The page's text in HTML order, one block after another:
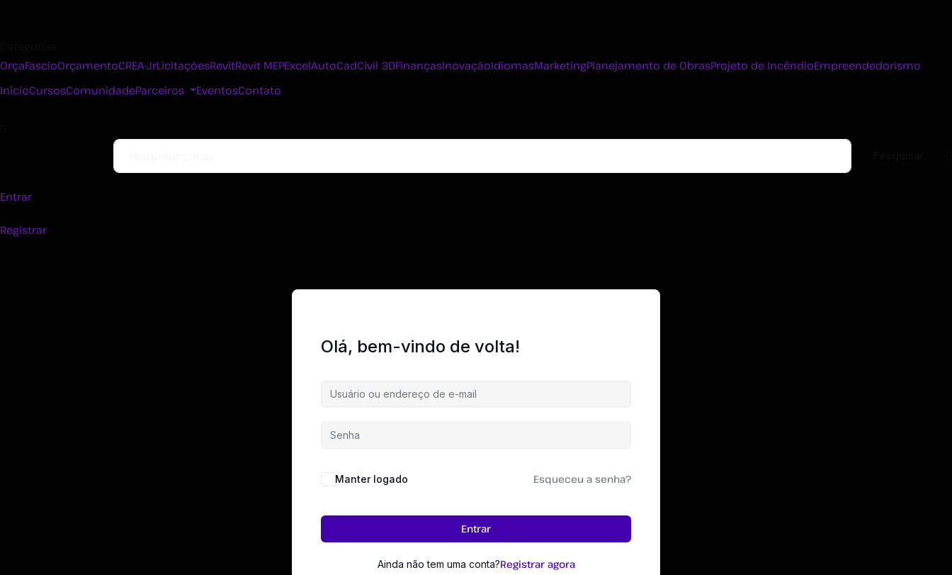
OrçaFascioOrçamentoCREA-JrLicitaçõesRevitRevit MEPExcelAutoCadCivil 3DFinançasInovaçãoIdiomasMarketingPlanejamento de ObrasProjeto de IncêndioEmpreendedorismo
InícioCursosComunidadeParceiros EventosContato
Entrar
Registrar
Olá, bem-vindo de volta!
Manter logado Esqueceu a senha?
Entrar
Ainda não tem uma conta?Registrar agora